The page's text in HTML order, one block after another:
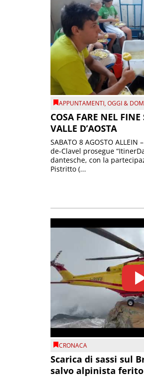
APPUNTAMENTI,OGGI &
COSA FARE NEL
VALLE D’AOSTA
SABATO 8 AGOSTO ALLEIN
de-Clavel prosegue
dantesche, con la
Pistritto (...
CRONACA
Scarica di sassi sul
salvo alpinista